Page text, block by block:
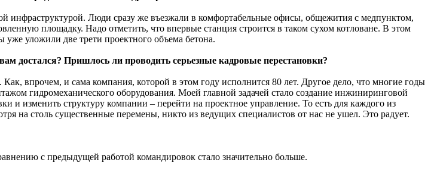
инфраструктурой. Люди сразу же въезжали в комфортабельные офисы, общежития с медпунктом,
площадку. Надо отметить, что впервые станция строится в таком сухом котловане. В этом
уложили две трети проектного объема бетона.
достался? Пришлось ли проводить серьезные кадровые перестановки?
впрочем, и сама компания, которой в этом году исполнится 80 лет. Другое дело, что многие годы
гидромеханического оборудования. Моей главной задачей стало создание инжиниринговой
и изменить структуру компании – перейти на проектное управление. То есть для каждого из
на столь существенные перемены, никто из ведущих специалистов от нас не ушел. Это радует.
с предыдущей работой командировок стало значительно больше.